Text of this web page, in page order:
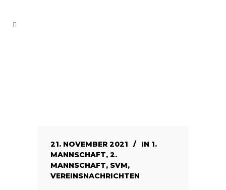
21. NOVEMBER 2021 IN 1.
MANNSCHAFT, 2.
MANNSCHAFT, SVM,
VEREINSNACHRICHTEN